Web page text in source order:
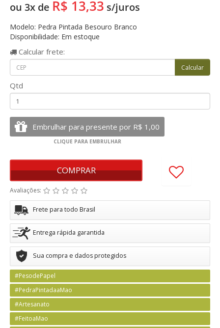
ou 3x de R$ 13,33 s/juros
Modelo: Pedra Pintada Besouro Branco
Disponibilidade: Em estoque
Calcular frete:
Qtd
COMPRAR
Avaliações:
Frete para todo Brasil
Entrega rápida garantida
Sua compra e dados protegidos
#PesodePapel
#PedraPintadaaMao
#Artesanato
#FeitoaMao